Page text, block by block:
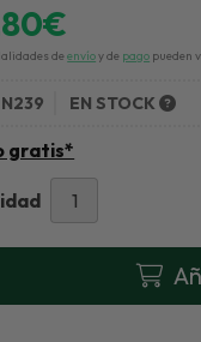
€
deenvíoy de pago pueden
N239 EN STOCK
gratis*